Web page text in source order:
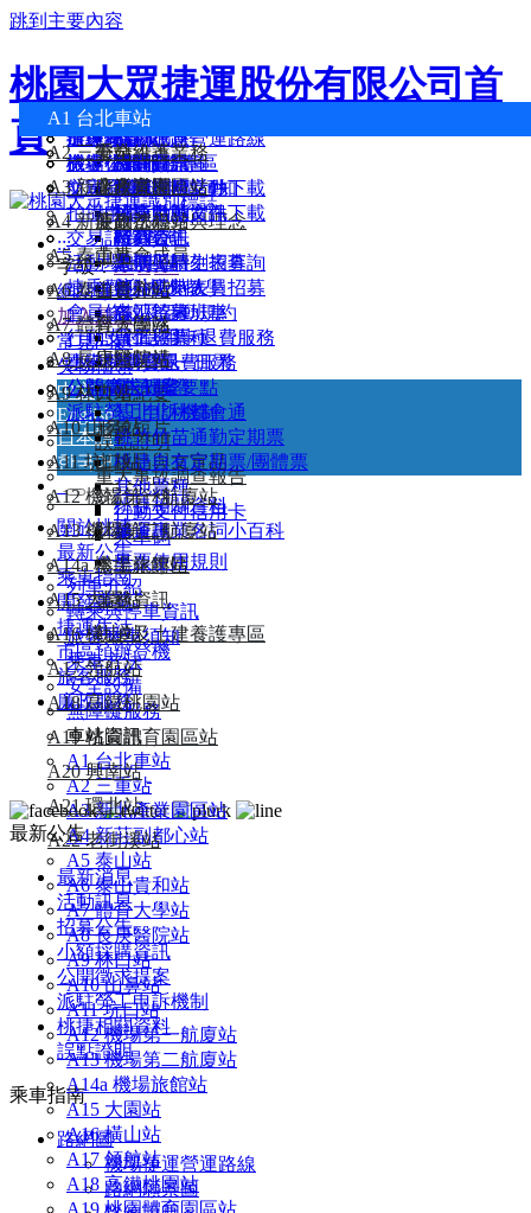
跳到主要內容
桃園大眾捷運股份有限公司首
頁
:::
字級：A-AA+
網站導覽
加入最愛
常見問題
失物招領
中文
English
日本語
한국어
關於桃捷
公司簡介
公司沿革
企業識別
使命、願景與理念
董事會成員
首長介紹
經營團隊
組織架構
大事紀要
形象短片
出版品與文宣品
統計資料
財務資訊
本土化專區
業務資訊
軌道及土建養護專區
最新公告
最新消息
活動訊息
機關團體
桃園市府活動
桃捷活動
招募公告
暑期工讀生招募
部分工時人員招募
志工招募
員工招募
小額採購資訊
公開徵求提案
派駐勞工申訴機制
誤點證明
重大事故調查報告
桃捷相關資料
捷運專業名詞小百科
乘車指南
路網圖
機場捷運營運路線
路網願景圖
路線說明
列車動態資訊
時刻表
票價與時刻表查詢
各站時刻表
各站首末班車
票價與票種
單程票/一日票
電子票證
基北北桃都會通
桃竹竹苗通勤定期票
桃捷自有定期票/團體票
其他票種
行動支付信用卡
乘車碼
車票使用規則
列車介紹
轉乘與停車資訊
旅客乘車須知
乘車方法
安全設備
無障礙服務
車站資訊
A1 台北車站
A2 三重站
A3 新北產業園區站
A4 新莊副都心站
A5 泰山站
A6 泰山貴和站
A7 體育大學站
A8 長庚醫院站
A9 林口站
A10 山鼻站
A11 坑口站
A12 機場第一航廈站
A13 機場第二航廈站
A14a 機場旅館站
A15 大園站
A16 橫山站
A17 領航站
A18 高鐵桃園站
A19 桃園體育園區站
開發事業
附屬事業介紹
捷運商品
招商資訊
招商投標文件下載
招商申請文件下載
廠商資訊
捷運生活
公共藝術
沿線景點
機捷小旅行
市區預辦登機
服務簡介
辦理項目及流程
機場公司服務專區
航班資訊
旅客服務
常見問題
遺失物查詢
旅客信箱
文宣品上刊申請須知
拍攝申請
交易記錄查詢
活動場地申請
捷乘歡迎-校外教學
會員條款及活動規約
行動支付信用卡退費服務
票卡問題暨退費服務
公益廣告刊登要點
廉政服務
檢舉管道及利衝補助交易公開查詢
安全維護業務
廉政宣導
廉政法規
最新公告
最新消息
活動訊息
招募公告
小額採購資訊
公開徵求提案
派駐勞工申訴機制
桃捷相關資料
誤點證明
乘車指南
路網圖
機場捷運營運路線
路網願景圖
A1 台北車站
A2 三重站
A3 新北產業園區站
A4 新莊副都心站
A5 泰山站
A6 泰山貴和站
A7 體育大學站
A8 長庚醫院站
A9 林口站
A10 山鼻站
A11 坑口站
A12 機場第一航廈站
A13 機場第二航廈站
A14a 機場旅館站
A15 大園站
A16 橫山站
A17 領航站
A18 高鐵桃園站
A19 桃園體育園區站
A20 興南站
A21 環北站
A22 老街溪站